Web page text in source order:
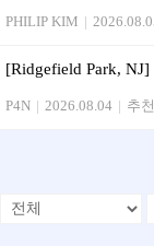
PHILIP KIM |
[Ridgefield Park,
P4N | 2026.08.04 | 추